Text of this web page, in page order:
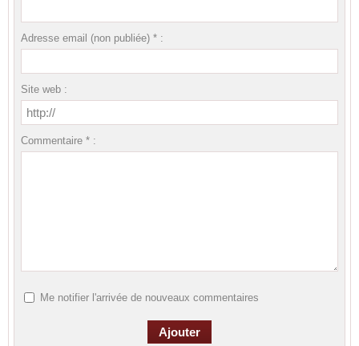
Adresse email (non publiée) * :
Site web :
Commentaire * :
Me notifier l'arrivée de nouveaux commentaires